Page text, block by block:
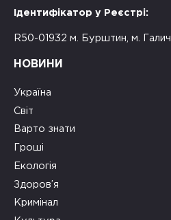
Ідентифікатор у Реєстрі:
R50-01932 м. Бурштин, м. Галич
НОВИНИ
Україна
Світ
Варто знати
Гроші
Екологія
Здоров’я
Кримінал